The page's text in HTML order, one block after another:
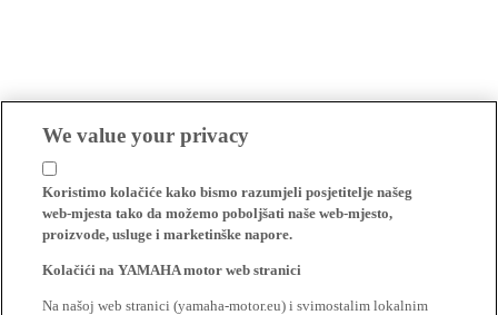
We value your privacy
Koristimo kolačiće kako bismo razumjeli posjetitelje našeg
web-mjesta tako da možemo poboljšati naše web-mjesto,
proizvode, usluge i marketinške napore.
Kolačići na YAMAHA motor web stranici
Na našoj web stranici (yamaha-motor.eu) i svimostalim lokalnim